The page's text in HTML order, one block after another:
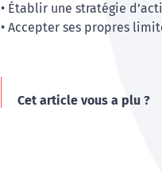
• Établir une stratégie
• Accepter ses propres
Cet article vous a plu ?